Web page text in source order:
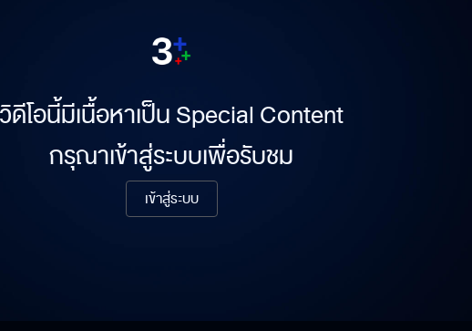
วิดีโอนี้มีเนื้อหาเป็น Special Content
กรุณาเข้าสู่ระบบเพื่อรับชม
เข้าสู่ระบบ